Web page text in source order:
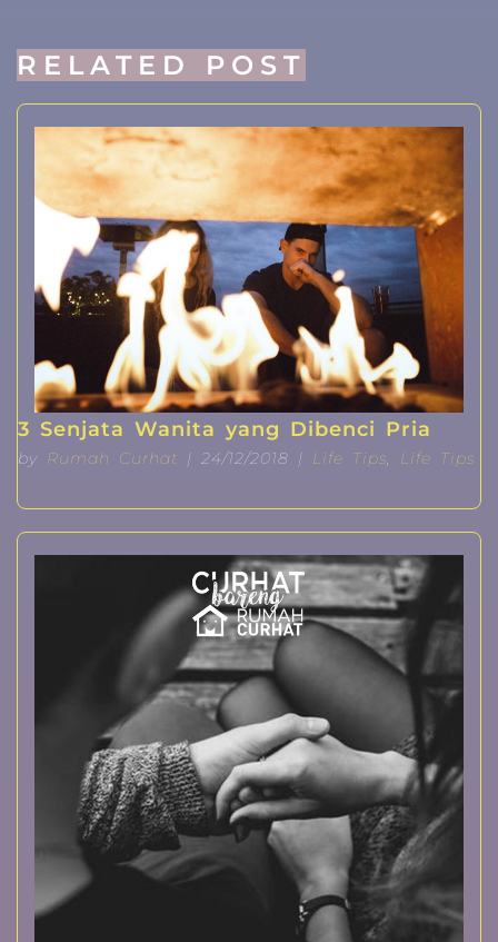
RELATED POST
3 Senjata Wanita yang Dibenci Pria
by Rumah Curhat | 24/12/2018 | Life Tips, Life Tips